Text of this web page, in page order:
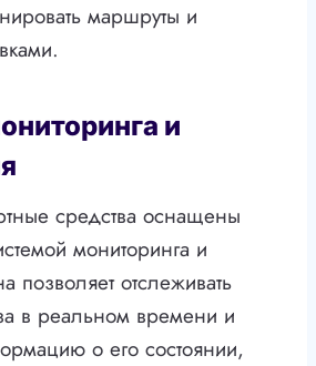
маршруты и
и
средства оснащены
мониторинга и
позволяет отслеживать
в реальном времени и
о его состоянии,